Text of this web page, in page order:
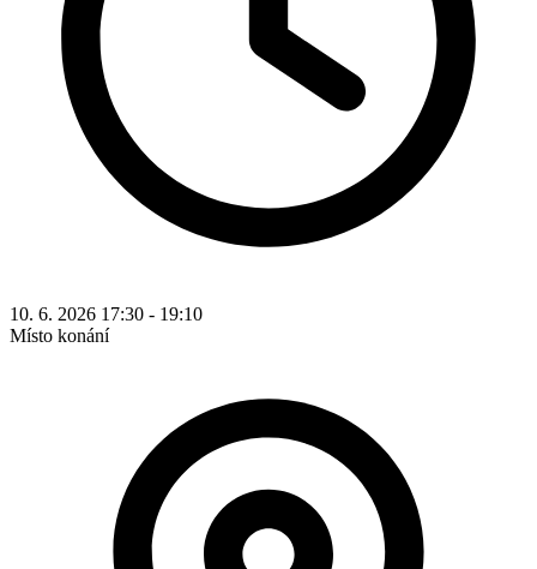
10. 6. 2026 17:30 - 19:10
Místo konání